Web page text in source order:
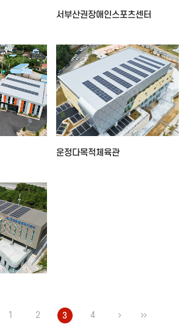
서부산권장애인스포츠센터
운정다목적체육관
1 2 3 4